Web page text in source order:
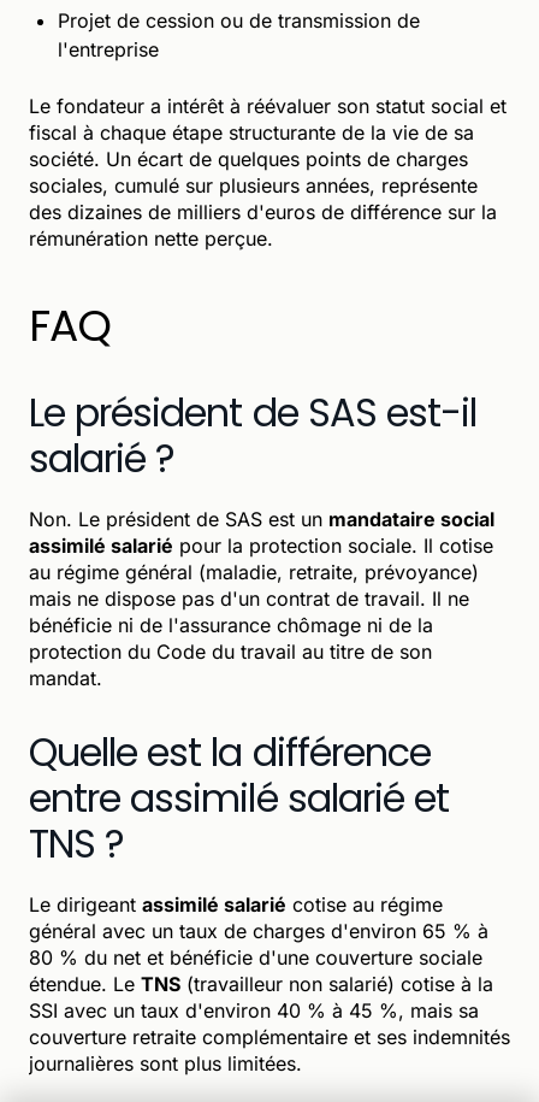
Projet de cession ou de transmission de
l'entreprise
Le fondateur a intérêt à réévaluer son statut social et
fiscal à chaque étape structurante de la vie de sa
société. Un écart de quelques points de charges
sociales, cumulé sur plusieurs années, représente
des dizaines de milliers d'euros de différence sur la
rémunération nette perçue.
FAQ
Le président de SAS est-il
salarié ?
Non. Le président de SAS est un mandataire social
assimilé salarié pour la protection sociale. Il cotise
au régime général (maladie, retraite, prévoyance)
mais ne dispose pas d'un contrat de travail. Il ne
bénéficie ni de l'assurance chômage ni de la
protection du Code du travail au titre de son
mandat.
Quelle est la différence
entre assimilé salarié et
TNS ?
Le dirigeant assimilé salarié cotise au régime
général avec un taux de charges d'environ 65 % à
80 % du net et bénéficie d'une couverture sociale
étendue. Le TNS (travailleur non salarié) cotise à la
SSI avec un taux d'environ 40 % à 45 %, mais sa
couverture retraite complémentaire et ses indemnités
journalières sont plus limitées.